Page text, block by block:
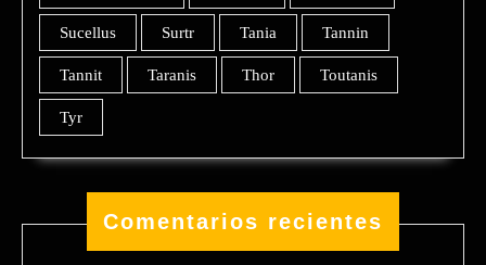
Sucellus Surtr Tania Tannin
Tannit Taranis Thor Toutanis
Tyr
Comentarios recientes